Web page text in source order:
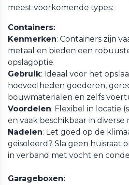
meest voorkomende types:
Containers:
Kenmerken: Containers zijn
metaal en bieden een
opslagoptie.
Gebruik: Ideaal voor het
hoeveelheden goederen,
bouwmaterialen en zelfs
Voordelen: Flexibel in locatie
en vaak beschikbaar in diverse
Nadelen: Let goed op de
geisoleerd? Sla geen huisraat
in verband met vocht en
Garageboxen: